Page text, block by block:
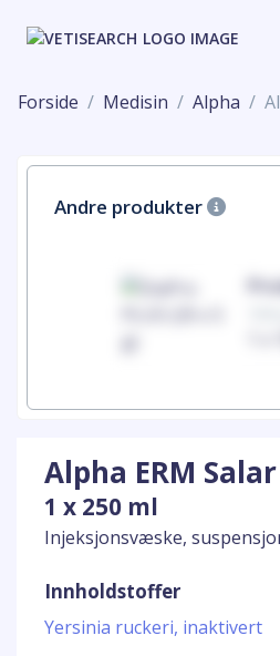
Forside Medisin Alpha
Andre produkter
Alpha ERM Salar
1 x 250 ml
Injeksjonsvæske,
Innholdstoffer
Yersinia ruckeri, inaktivert